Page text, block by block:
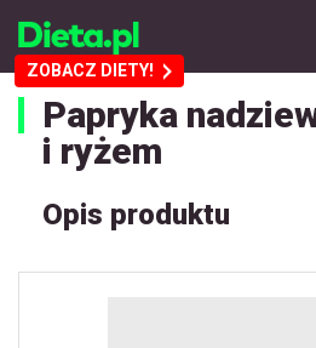
ZOBACZ DIETY!
Papryka
i ryżem
Opis produktu